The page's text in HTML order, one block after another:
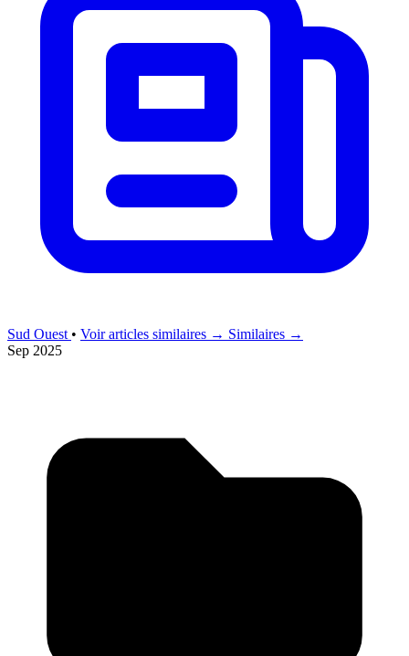
Sud Ouest • Voir articles similaires → Similaires →
Sep 2025